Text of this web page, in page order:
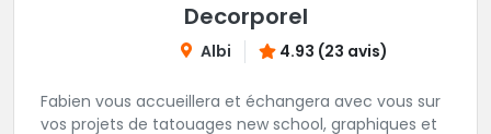
Decorporel
Albi 4.93 (23 avis)
Fabien vous accueillera et échangera avec vous sur
vos projets de tatouages new school, graphiques et